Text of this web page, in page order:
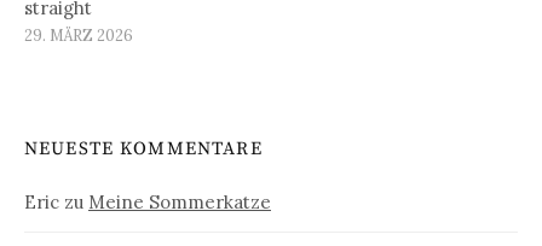
straight
29. MÄRZ 2026
NEUESTE KOMMENTARE
Eric zu Meine Sommerkatze